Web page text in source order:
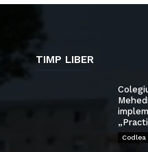
TIMP LIBER
Codlea